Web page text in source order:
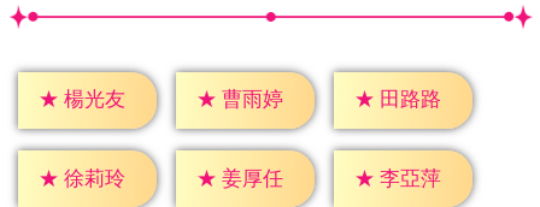
★ 楊光友 ★ 曹雨婷 ★ 田路路
★ 徐莉玲 ★ 姜厚任 ★ 李亞萍